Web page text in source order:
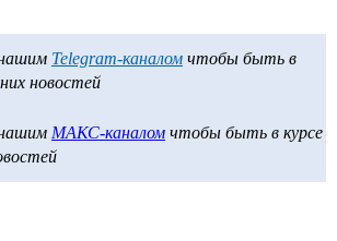
Telegram-каналом чтобы быть в
новостей
МАКС-каналом чтобы быть в курсе